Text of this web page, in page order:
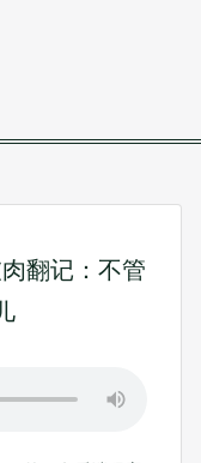
翻记：不管